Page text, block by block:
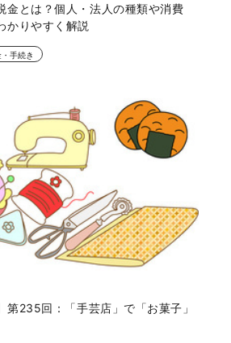
金とは？個人・法人の種類や消費
かりやすく解説
・手続き
第235回：「手芸店」で「お菓子」